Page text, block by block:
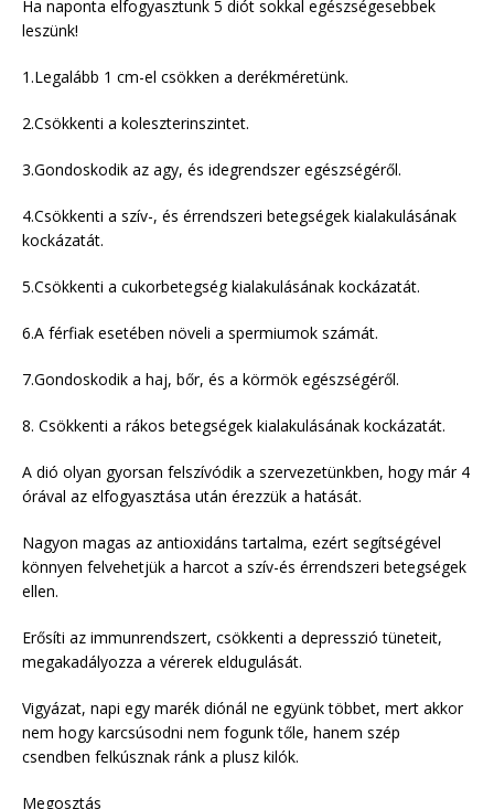
Ha naponta elfogyasztunk 5 diót sokkal egészségesebbek
leszünk!
1.Legalább 1 cm-el csökken a derékméretünk.
2.Csökkenti a koleszterinszintet.
3.Gondoskodik az agy, és idegrendszer egészségéről.
4.Csökkenti a szív-, és érrendszeri betegségek kialakulásának
kockázatát.
5.Csökkenti a cukorbetegség kialakulásának kockázatát.
6.A férfiak esetében növeli a spermiumok számát.
7.Gondoskodik a haj, bőr, és a körmök egészségéről.
8. Csökkenti a rákos betegségek kialakulásának kockázatát.
A dió olyan gyorsan felszívódik a szervezetünkben, hogy már 4
órával az elfogyasztása után érezzük a hatását.
Nagyon magas az antioxidáns tartalma, ezért segítségével
könnyen felvehetjük a harcot a szív-és érrendszeri betegségek
ellen.
Erősíti az immunrendszert, csökkenti a depresszió tüneteit,
megakadályozza a vérerek eldugulását.
Vigyázat, napi egy marék diónál ne együnk többet, mert akkor
nem hogy karcsúsodni nem fogunk tőle, hanem szép
csendben felkúsznak ránk a plusz kilók.
Megosztás